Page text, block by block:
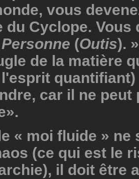
vous
du Cyclope. Vous
Personne (Outis).
de la matière
quantifiant)
car il ne peut
« moi fluide » ne
(ce qui est le
il doit être